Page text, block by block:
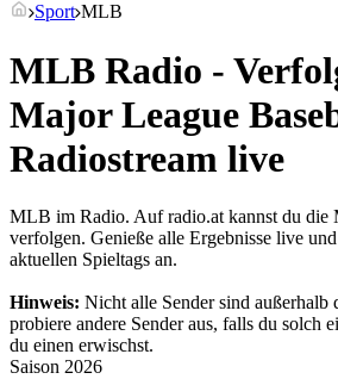
Sport MLB
MLB Radio -
Major League
Radiostream live
MLB im Radio. Auf radio.at kannst du die
verfolgen. Genieße alle Ergebnisse live
aktuellen Spieltags an.
Hinweis: Nicht alle Sender sind
probiere andere Sender aus, falls du solch
du einen erwischst.
Saison 2026